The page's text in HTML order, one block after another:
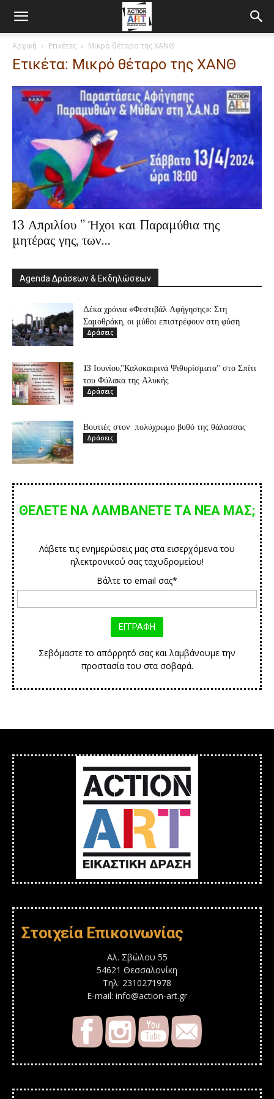
Αρχική Ετικέτες Μικρό θέταρο της ΧΑΝΘ
Ετικέτα: Μικρό θέταρο της ΧΑΝΘ
13 Απριλίου ” Ήχοι και Παραμύθια της
μητέρας γης, των...
Agenda Δράσεων & Εκδηλώσεων
Δέκα χρόνια «Φεστιβάλ Αφήγησης»: Στη
Σαμοθράκη, οι μύθοι επιστρέφουν στη φύση
Δράσεις
13 Ιουνίου,”Καλοκαιρινά Ψιθυρίσματα” στο Σπίτι
του Φύλακα της Αλυκής
Δράσεις
Βουτιές στον πολύχρωμο βυθό της θάλασσας
Δράσεις
ΘΕΛΕΤΕ ΝΑ ΛΑΜΒΑΝΕΤΕ ΤΑ ΝΕΑ ΜΑΣ;
Λάβετε τις ενημερώσεις μας στα εισερχόμενα του
ηλεκτρονικού σας ταχυδρομείου!
Βάλτε το email σας*
Σεβόμαστε το απόρρητό σας και λαμβάνουμε την
προστασία του στα σοβαρά.
Στοιχεία Επικοινωνίας
Αλ. Σβώλου 55
54621 Θεσσαλονίκη
Τηλ: 2310271978
E-mail: info@action-art.gr